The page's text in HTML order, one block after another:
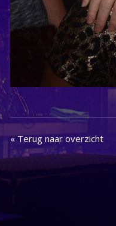
« Terug naar overzicht